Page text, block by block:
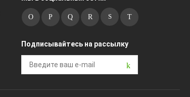
Подписывайтесь на рассылку